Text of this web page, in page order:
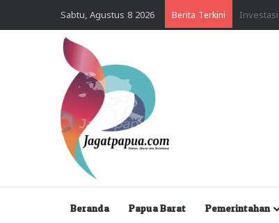
Sabtu, Agustus 8 2026 Berita Terkini
Beranda Papua Barat Pemerintahan